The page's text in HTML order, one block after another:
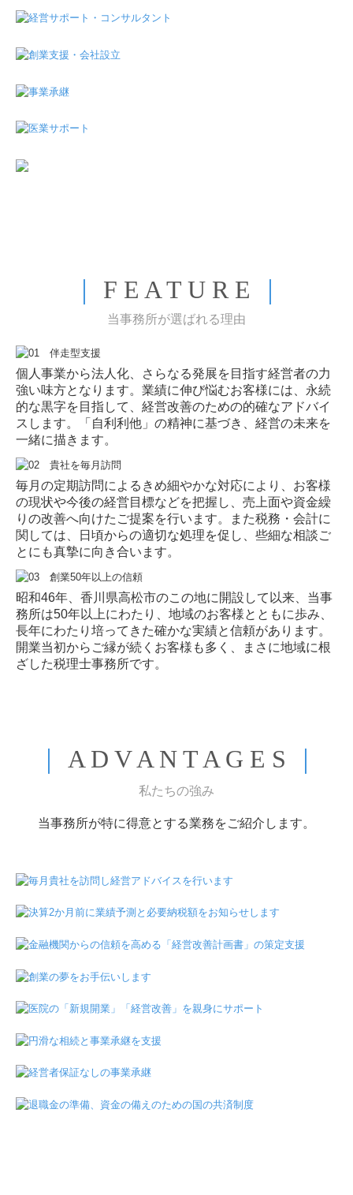
｜ F E A T U R E ｜
個人事業から法人化、さらなる発展を目指す経営者の力
強い味方となります。業績に伸び悩むお客様には、永続
的な黒字を目指して、経営改善のための的確なアドバイ
スします。「自利利他」の精神に基づき、経営の未来を
一緒に描きます。
毎月の定期訪問によるきめ細やかな対応により、お客様
の現状や今後の経営目標などを把握し、売上面や資金繰
りの改善へ向けたご提案を行います。また税務・会計に
関しては、日頃からの適切な処理を促し、些細な相談ご
とにも真摯に向き合います。
昭和46年、香川県高松市のこの地に開設して以来、当事
務所は50年以上にわたり、地域のお客様とともに歩み、
長年にわたり培ってきた確かな実績と信頼があります。
開業当初からご縁が続くお客様も多く、まさに地域に根
｜ A D V A N T A G E S ｜